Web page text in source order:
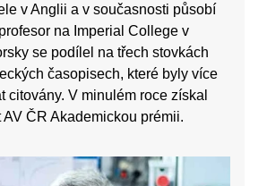
v Anglii a v současnosti působí
na Imperial College v
se podílel na třech stovkách
časopisech, které byly více
citovány. V minulém roce získal
AV ČR Akademickou prémii.